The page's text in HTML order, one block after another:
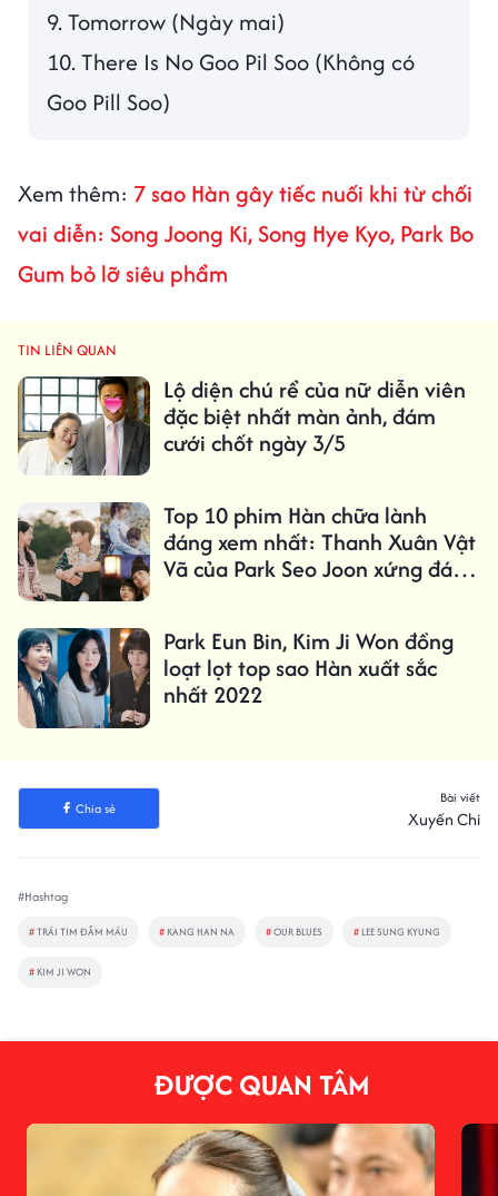
9. Tomorrow (Ngày mai)
10. There Is No Goo Pil Soo (Không có
Goo Pill Soo)
Xem thêm: 7 sao Hàn gây tiếc nuối khi từ chối
vai diễn: Song Joong Ki, Song Hye Kyo, Park Bo
Gum bỏ lỡ siêu phẩm
TIN LIÊN QUAN
Lộ diện chú rể của nữ diễn viên
đặc biệt nhất màn ảnh, đám
cưới chốt ngày 3/5
Top 10 phim Hàn chữa lành
đáng xem nhất: Thanh Xuân Vật
Vã của Park Seo Joon xứng đáng
Park Eun Bin, Kim Ji Won đồng
loạt lọt top sao Hàn xuất sắc
nhất 2022
Chia sẻ
Bài viết
Xuyến Chi
#Hashtag
#TRÁI TIM ĐẪM MÁU # KANG HAN NA #OUR BLUES # LEE SUNG KYUNG
# KIM JI WON
ĐƯỢC QUAN TÂM